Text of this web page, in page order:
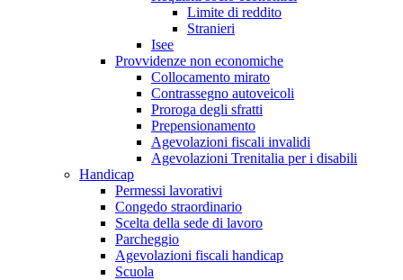
Limite di reddito
Stranieri
Isee
Provvidenze non economiche
Collocamento mirato
Contrassegno autoveicoli
Proroga degli sfratti
Prepensionamento
Agevolazioni fiscali invalidi
Agevolazioni Trenitalia per i disabili
Handicap
Permessi lavorativi
Congedo straordinario
Scelta della sede di lavoro
Parcheggio
Agevolazioni fiscali handicap
Scuola